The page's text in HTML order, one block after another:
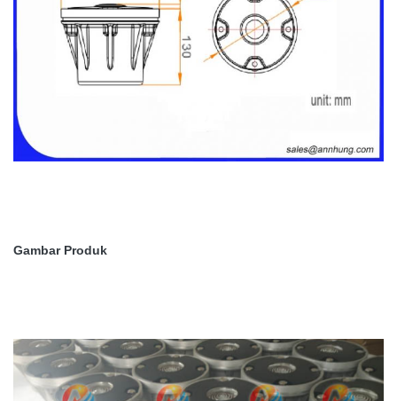
Gambar Produk